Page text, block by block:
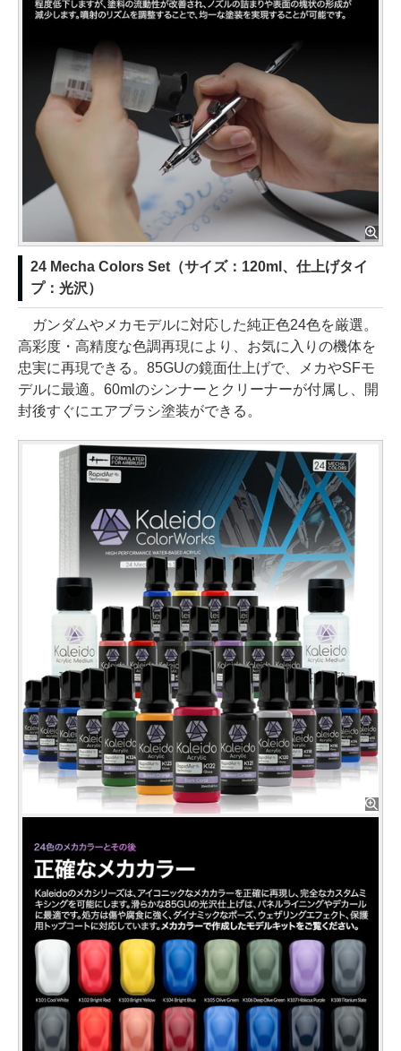
24 Mecha Colors Set（サイズ：120ml、仕上げタイ
プ：光沢）
ガンダムやメカモデルに対応した純正色24色を厳選。
高彩度・高精度な色調再現により、お気に入りの機体を
忠実に再現できる。85GUの鏡面仕上げで、メカやSFモ
デルに最適。60mlのシンナーとクリーナーが付属し、開
封後すぐにエアブラシ塗装ができる。